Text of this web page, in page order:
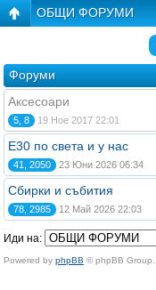
ОБЩИ ФОРУМИ
Форуми
Аксесоари
5, 8 19 Ное 2017 22:01
E30 по света и у нас
41, 2050 23 Юни 2026 06:34
Сбирки и събития
78, 2985 12 Май 2026 22:03
Иди на:
Powered by phpBB © phpBB Group.